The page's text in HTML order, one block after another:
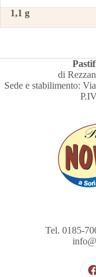
1,1 g
di
Sede e stabilimento:
Tel. 0185-